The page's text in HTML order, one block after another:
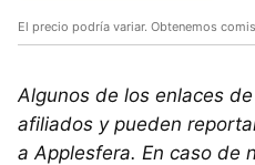
El precio podría variar. Obtenemos
Algunos de los enlaces
afiliados y pueden
a Applesfera. En caso de